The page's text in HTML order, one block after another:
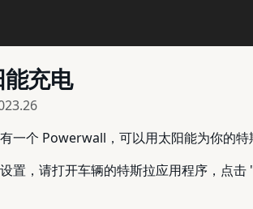
充电
一个 Powerwall，可以用太阳能为你的特
置，请打开车辆的特斯拉应用程序，点